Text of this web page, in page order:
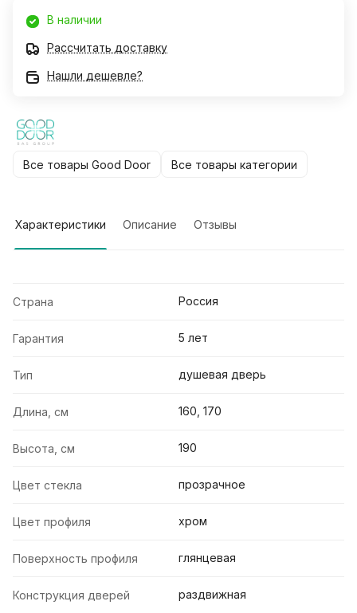
В наличии
Рассчитать доставку
Нашли дешевле?
Все товары Good Door Все товары категории
Характеристики Описание Отзывы
Страна Россия
Гарантия 5 лет
Тип душевая дверь
Длина, см 160, 170
Высота, см 190
Цвет стекла прозрачное
Цвет профиля хром
Поверхность профиля глянцевая
Конструкция дверей раздвижная